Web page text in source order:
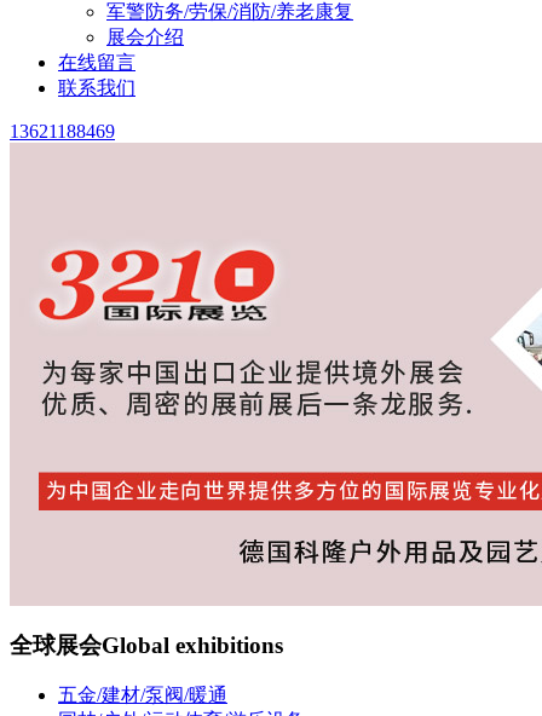
军警防务/劳保/消防/养老康复
展会介绍
在线留言
联系我们
13621188469
全球展会Global exhibitions
五金/建材/泵阀/暖通